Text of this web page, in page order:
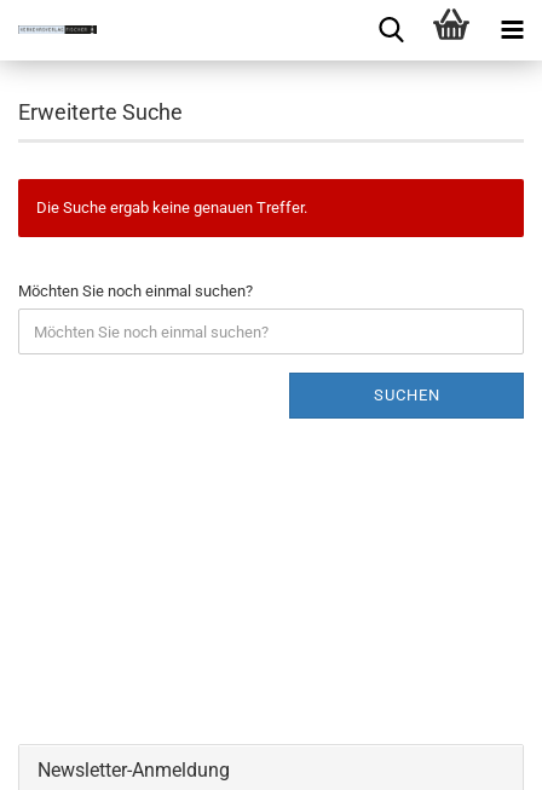
Erweiterte Suche
Die Suche ergab keine genauen Treffer.
Möchten Sie noch einmal suchen?
SUCHEN
Newsletter-Anmeldung